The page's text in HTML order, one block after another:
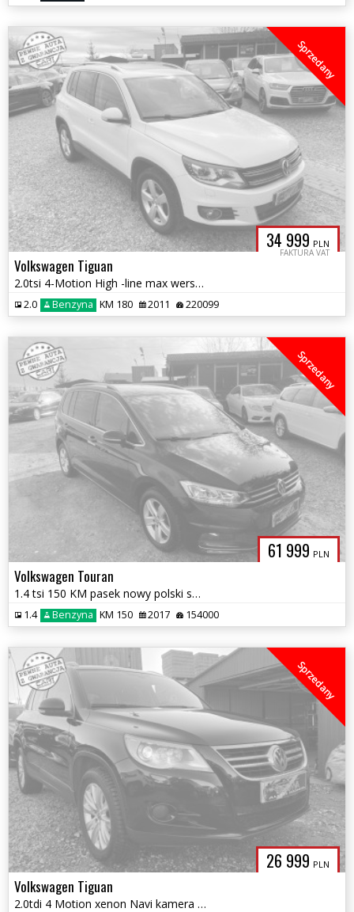
34 999 PLN
FAKTURA VAT
Sprzedany
Volkswagen Tiguan
2.0tsi 4-Motion High -line max wersja panorama zamiana 1.r.gwarancji
2.0 Benzyna KM 180 2011 220099
61 999 PLN
Sprzedany
Volkswagen Touran
1.4 tsi 150 KM pasek nowy polski salon high line f-k VAT 1 wl 1.r.gwar
1.4 Benzyna KM 150 2017 154000
26 999 PLN
Sprzedany
Volkswagen Tiguan
2.0tdi 4 Motion xenon Navi kamera bezwypadkowy igła zamiana 1.e.gwaran